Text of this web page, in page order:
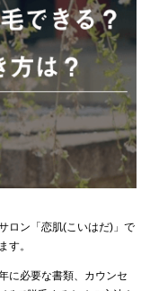
ロン「恋肌(こいはだ)」で
す。
に必要な書類、カウンセ